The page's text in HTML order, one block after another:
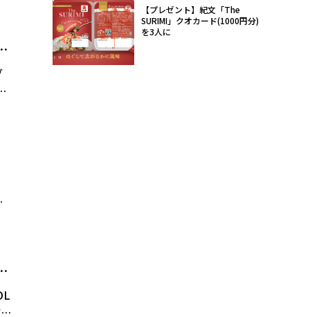
【プレゼント】紀文「The
SURIMI」クオカード(1000円分)
を3人に